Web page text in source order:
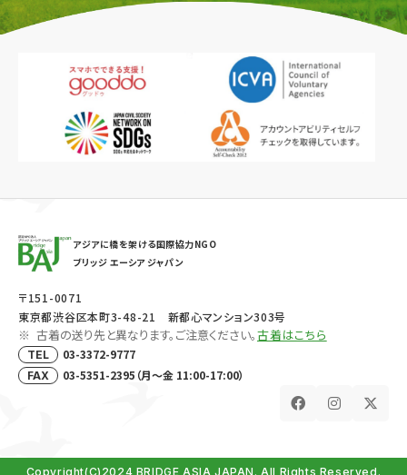
アジアに橋を架ける国際協力NGO
ブリッジ エーシア ジャパン
〒151-0071
東京都渋谷区本町3-48-21 新都心マンション303号
古着の送り先と異なります。ご注意ください。古着はこちら
TEL 03-3372-9777
FAX 03-5351-2395（月～金 11:00-17:00）
Copyright(C)2024 BRIDGE ASIA JAPAN. All Rights Reserved.